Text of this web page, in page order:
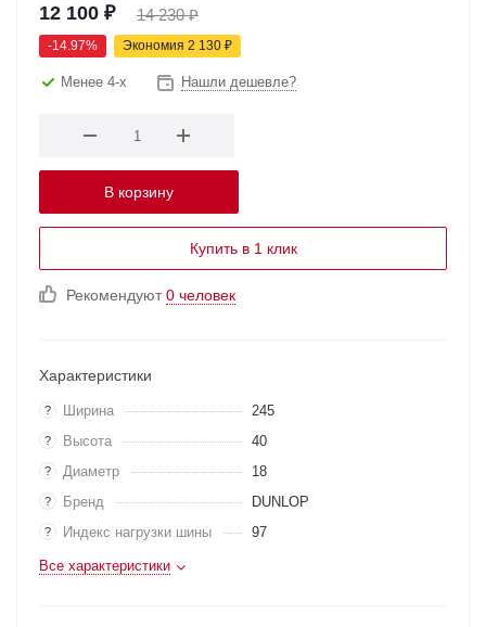
12 100 ₽ 14 230₽
-14.97% Экономия 2 130 ₽
Менее 4-х Нашли дешевле?
В корзину
Купить в 1 клик
Рекомендуют0 человек
Характеристики
? Ширина 245
? Высота 40
? Диаметр 18
? Бренд DUNLOP
? Индекс нагрузки шины 97
Все характеристики